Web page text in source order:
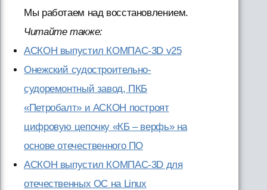
Мы работаем над восстановлением.
Читайте также:
АСКОН выпустил КОМПАС-3D v25
Онежский судостроительно-
судоремонтный завод, ПКБ
«Петробалт» и АСКОН построят
цифровую цепочку «КБ – верфь» на
основе отечественного ПО
АСКОН выпустил КОМПАС-3D для
отечественных ОС на Linux